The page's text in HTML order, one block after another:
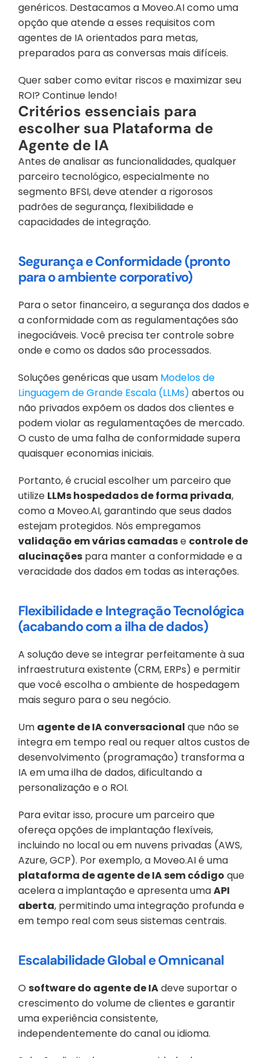
genéricos. Destacamos a Moveo.AI como uma
opção que atende a esses requisitos com
agentes de IA orientados para metas,
preparados para as conversas mais difíceis.
Quer saber como evitar riscos e maximizar seu
ROI? Continue lendo!
Critérios essenciais para
escolher sua Plataforma de
Agente de IA
Antes de analisar as funcionalidades, qualquer
parceiro tecnológico, especialmente no
segmento BFSI, deve atender a rigorosos
padrões de segurança, flexibilidade e
capacidades de integração.
Segurança e Conformidade (pronto
para o ambiente corporativo)
Para o setor financeiro, a segurança dos dados e
a conformidade com as regulamentações são
inegociáveis. Você precisa ter controle sobre
onde e como os dados são processados.
Soluções genéricas que usam Modelos de
Linguagem de Grande Escala (LLMs) abertos ou
não privados expõem os dados dos clientes e
podem violar as regulamentações de mercado.
O custo de uma falha de conformidade supera
quaisquer economias iniciais.
Portanto, é crucial escolher um parceiro que
utilize LLMs hospedados de forma privada,
como a Moveo.AI, garantindo que seus dados
validação em várias camadas e controle de
alucinações para manter a conformidade e a
veracidade dos dados em todas as interações.
Flexibilidade e Integração Tecnológica
(acabando com a ilha de dados)
A solução deve se integrar perfeitamente à sua
infraestrutura existente (CRM, ERPs) e permitir
que você escolha o ambiente de hospedagem
mais seguro para o seu negócio.
Um agente de IA conversacional que não se
integra em tempo real ou requer altos custos de
desenvolvimento (programação) transforma a
IA em uma ilha de dados, dificultando a
personalização e o ROI.
Para evitar isso, procure um parceiro que
ofereça opções de implantação flexíveis,
incluindo no local ou em nuvens privadas (AWS,
Azure, GCP). Por exemplo, a Moveo.AI é uma
plataforma de agente de IA sem código que
acelera a implantação e apresenta uma API
aberta, permitindo uma integração profunda e
em tempo real com seus sistemas centrais.
Escalabilidade Global e Omnicanal
O software do agente de IA deve suportar o
crescimento do volume de clientes e garantir
uma experiência consistente,
independentemente do canal ou idioma.